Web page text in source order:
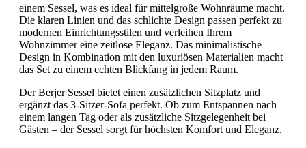
einem Sessel, was es ideal für mittelgroße Wohnräume macht.
Die klaren Linien und das schlichte Design passen perfekt zu
modernen Einrichtungsstilen und verleihen Ihrem
Wohnzimmer eine zeitlose Eleganz. Das minimalistische
Design in Kombination mit den luxuriösen Materialien macht
das Set zu einem echten Blickfang in jedem Raum.
Der Berjer Sessel bietet einen zusätzlichen Sitzplatz und
ergänzt das 3-Sitzer-Sofa perfekt. Ob zum Entspannen nach
einem langen Tag oder als zusätzliche Sitzgelegenheit bei
Gästen – der Sessel sorgt für höchsten Komfort und Eleganz.